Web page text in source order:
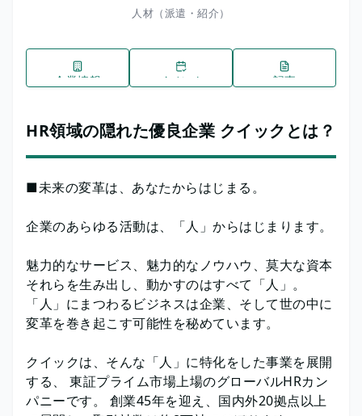
人材（派遣・紹介）
企業情報 イベント 記事
HR領域の隠れた優良企業 クイックとは？
■未来の変革は、あなたからはじまる。
企業のあらゆる活動は、「人」からはじまります。
魅力的なサービス、魅力的なノウハウ、莫大な資本
それらを生み出し、動かすのはすべて「人」。
「人」にまつわるビジネスは企業、そして世の中に
変革を巻き起こす可能性を秘めています。
クイックは、そんな「人」に特化をした事業を展開
する、 東証プライム市場上場のグローバルHRカン
パニーです。 創業45年を迎え、国内外20拠点以上